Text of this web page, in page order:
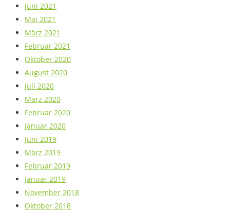
Juni 2021
Mai 2021
März 2021
Februar 2021
Oktober 2020
August 2020
Juli 2020
März 2020
Februar 2020
Januar 2020
Juni 2019
März 2019
Februar 2019
Januar 2019
November 2018
Oktober 2018